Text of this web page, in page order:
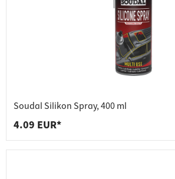
Soudal Silikon Spray, 400 ml
4.09 EUR*